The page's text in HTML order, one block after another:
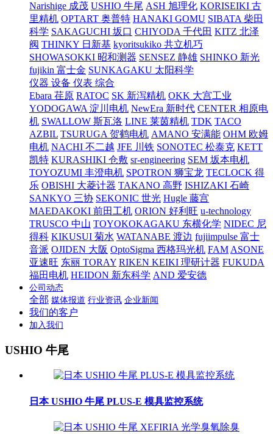
Narishige 成茂 USHIO 牛尾 ASH 旭理化 KORISEIKI 古
里精机 OPTART 奥普特 HANAKI GOMU SIBATA 柴田
科学 SAKAGUCHI 坂口 CHIYODA 千代田 KITZ 北泽
阀 THINKY 日新基 kyoritsukiko 共立机巧
SHOWASOKKI 昭和测器 SENSEZ 静雄 SHINKO 新光
fujikin 富士金 SUNKAGAKU 太阳科学
仪器 设备 仪表 综合
Ebara 荏原 RATOC SK 新泻精机 OKK 大宫工业
YODOGAWA 淀川电机 NewEra 新时代 CENTER 相原电
机 SWALLOW 斯瓦洛 LINE 莱茵精机 TDK TACO
AZBIL TSURUGA 贺鹤电机 AMANO 安满能 OHM 欧姆
电机 NACHI 不二越 JFE 川铁 SONOTEC 松泰克 KETT
凯特 KURASHIKI 仓敷 sr-engineering SEM 坂本电机
TOYOZUMI 丰澄电机 SPOTRON 狮宝龙 TECLOCK 得
乐 OBISHI 大菱计器 TAKANO 高野 ISHIZAKI 石崎
SANKYO 三协 SEKONIC 世光 Hugle 藤宫
MAEDAKOKI 前田工机 ORION 好利旺 u-technology
TRUSCO 中山 TOYOKOKAGAKU 东横化学 NIDEC 尼
得科 KIKUSUI 菊水 WATANABE 渡边 fujiimpulse 富士
音派 OJIDEN 大阪 OptoSigma 西格玛光机 FAM ASONE
亚速旺 东丽 TORAY RIKEN KEIKI 理研计器 FUKUDA
福田电机 HEIDON 新东科学 AND 爱安德
公司动态
全部 媒体报道 行业资讯 企业新闻
我们的客户
加入我们
USHIO 牛尾
日本 USHIO 牛尾 PLUS-E 模具监控系统